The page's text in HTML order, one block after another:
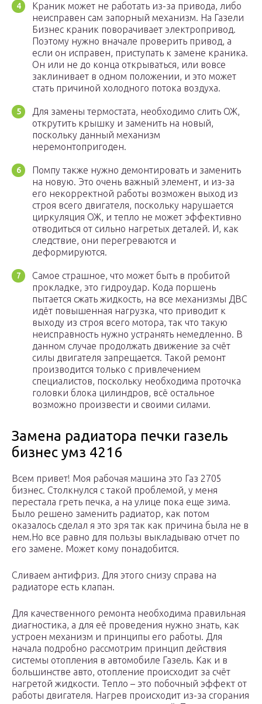
Краник может не работать из-за привода, либо
неисправен сам запорный механизм. На Газели
Бизнес краник поворачивает электропривод.
Поэтому нужно вначале проверить привод, а
если он исправен, приступать к замене краника.
Он или не до конца открываться, или вовсе
заклинивает в одном положении, и это может
стать причиной холодного потока воздуха.
Для замены термостата, необходимо слить ОЖ,
открутить крышку и заменить на новый,
поскольку данный механизм
неремонтопригоден.
Помпу также нужно демонтировать и заменить
на новую. Это очень важный элемент, и из-за
его некорректной работы возможен выход из
строя всего двигателя, поскольку нарушается
циркуляция ОЖ, и тепло не может эффективно
отводиться от сильно нагретых деталей. И, как
следствие, они перегреваются и
деформируются.
Самое страшное, что может быть в пробитой
прокладке, это гидроудар. Кода поршень
пытается сжать жидкость, на все механизмы ДВС
идёт повышенная нагрузка, что приводит к
выходу из строя всего мотора, так что такую
неисправность нужно устранять немедленно. В
данном случае продолжать движение за счёт
силы двигателя запрещается. Такой ремонт
производится только с привлечением
специалистов, поскольку необходима проточка
головки блока цилиндров, всё остальное
возможно произвести и своими силами.
Замена радиатора печки газель
бизнес умз 4216
Всем привет! Моя рабочая машина это Газ 2705
бизнес. Столкнулся с такой проблемой, у меня
перестала греть печка, а на улице пока еще зима.
Было решено заменить радиатор, как потом
оказалось сделал я это зря так как причина была не в
нем.Но все равно для пользы выкладываю отчет по
его замене. Может кому понадобится.
Сливаем антифриз. Для этого снизу справа на
радиаторе есть клапан.
Для качественного ремонта необходима правильная
диагностика, а для её проведения нужно знать, как
устроен механизм и принципы его работы. Для
начала подробно рассмотрим принцип действия
системы отопления в автомобиле Газель. Как и в
большинстве авто, отопление происходит за счёт
нагретой жидкости. Тепло – это побочный эффект от
работы двигателя. Нагрев происходит из-за сгорания